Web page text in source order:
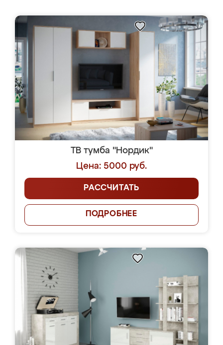
ТВ тумба "Нордик"
Цена: 5000 руб.
РАССЧИТАТЬ
ПОДРОБНЕЕ